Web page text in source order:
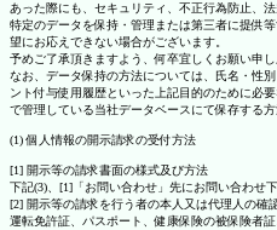
あった際にも、セキュリティ、不正行為防止、
特定のデータを保持・管理または第三者に提供
望にお応えできない場合がございます。
予めご了承頂きますよう、何卒宜しくお願い申し
なお、データ保持の方法については、氏名・性
ント付与使用履歴といった上記目的のために必
で管理している当社データベースにて保存する方
(1) 個人情報の開示請求の受付方法
[1] 開示等の請求書面の様式及び方法
下記(3)、[1]「お問い合わせ」先にお問い合わせ下
[2] 開示等の請求を行う者の本人又は代理人の確
運転免許証、パスポート、健康保険の被保険者